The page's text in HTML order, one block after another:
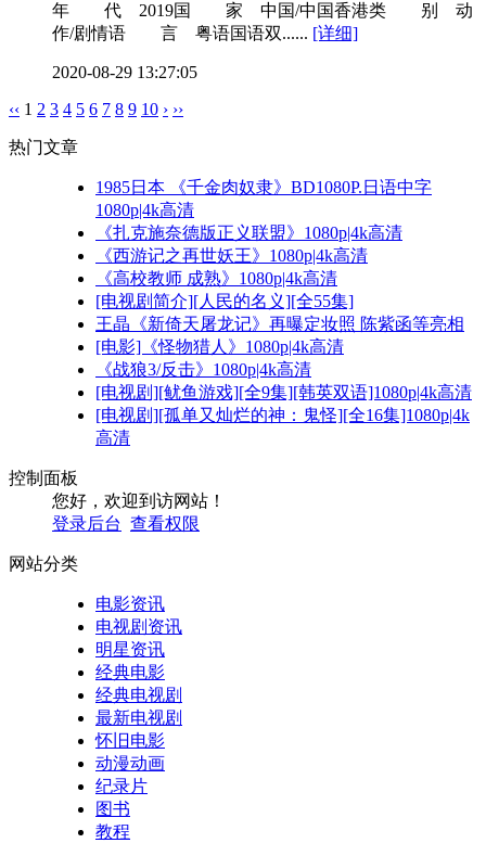
年 代 2019国 家 中国/中国香港类 别 动
作/剧情语 言 粤语国语双...... [详细]
2020-08-29 13:27:05
‹‹ 1 2 3 4 5 6 7 8 9 10 › ››
热门文章
1985日本 《千金肉奴隶》BD1080P.日语中字
1080p|4k高清
《扎克施奈德版正义联盟》1080p|4k高清
《西游记之再世妖王》1080p|4k高清
《高校教师 成熟》1080p|4k高清
[电视剧简介][人民的名义][全55集]
王晶《新倚天屠龙记》再曝定妆照 陈紫函等亮相
[电影]《怪物猎人》1080p|4k高清
《战狼3/反击》1080p|4k高清
[电视剧][鱿鱼游戏][全9集][韩英双语]1080p|4k高清
[电视剧][孤单又灿烂的神：鬼怪][全16集]1080p|4k
高清
控制面板
您好，欢迎到访网站！
登录后台 查看权限
网站分类
电影资讯
电视剧资讯
明星资讯
经典电影
经典电视剧
最新电视剧
怀旧电影
动漫动画
纪录片
图书
教程